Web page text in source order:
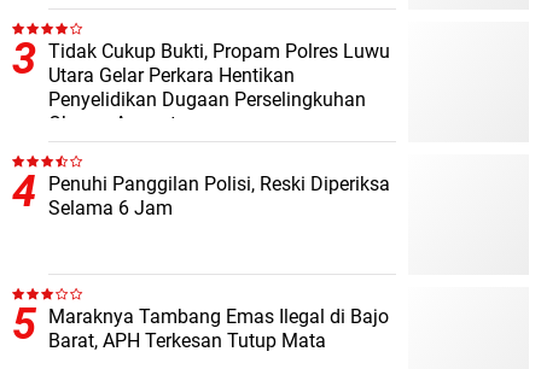
Tidak Cukup Bukti, Propam Polres Luwu
Utara Gelar Perkara Hentikan
Penyelidikan Dugaan Perselingkuhan
Oknum Anggota
Penuhi Panggilan Polisi, Reski Diperiksa
Selama 6 Jam
Maraknya Tambang Emas Ilegal di Bajo
Barat, APH Terkesan Tutup Mata